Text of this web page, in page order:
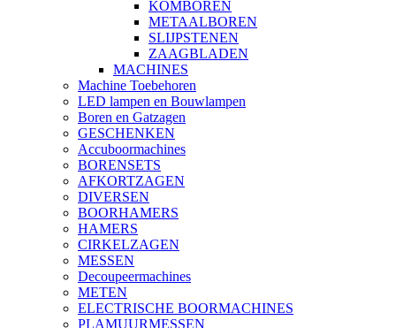
KOMBOREN
METAALBOREN
SLIJPSTENEN
ZAAGBLADEN
MACHINES
Machine Toebehoren
LED lampen en Bouwlampen
Boren en Gatzagen
GESCHENKEN
Accuboormachines
BORENSETS
AFKORTZAGEN
DIVERSEN
BOORHAMERS
HAMERS
CIRKELZAGEN
MESSEN
Decoupeermachines
METEN
ELECTRISCHE BOORMACHINES
PLAMUURMESSEN